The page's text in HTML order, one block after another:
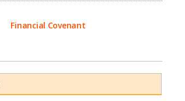
Financial Covenant